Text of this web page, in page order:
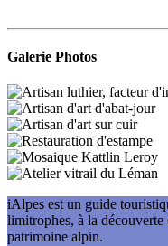
Galerie Photos
iAlpes est un guide
limitrophes, à la découverte
patrimoine alpin.